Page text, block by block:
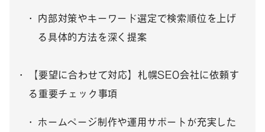
内部対策やキーワード選定で検索順位を上げ
る具体的方法を深く提案
【要望に合わせて対応】札幌SEO会社に依頼す
る重要チェック事項
ホームページ制作や運用サポートが充実した